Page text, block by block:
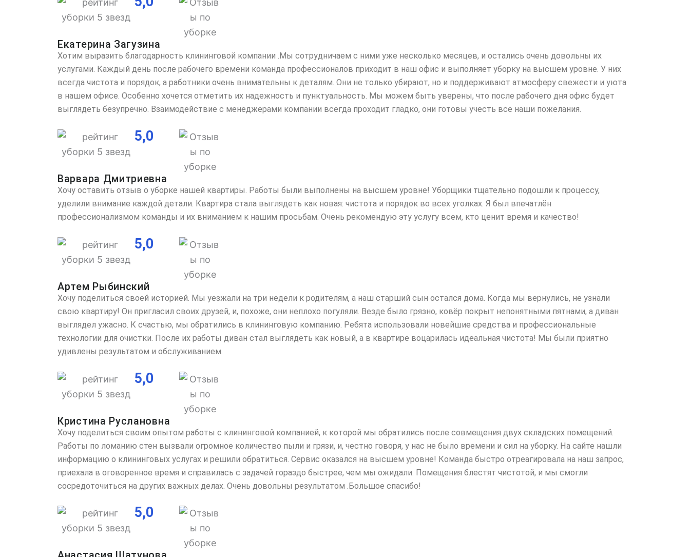
Екатерина Загузина
Хотим выразить благодарность клининговой компании .Мы сотрудничаем с ними уже несколько месяцев, и остались очень довольны их
услугами. Каждый день после рабочего времени команда профессионалов приходит в наш офис и выполняет уборку на высшем уровне. У них
всегда чистота и порядок, а работники очень внимательны к деталям. Они не только убирают, но и поддерживают атмосферу свежести и уюта
в нашем офисе. Особенно хочется отметить их надежность и пунктуальность. Мы можем быть уверены, что после рабочего дня офис будет
выглядеть безупречно. Взаимодействие с менеджерами компании всегда проходит гладко, они готовы учесть все наши пожелания.
5,0
Варвара Дмитриевна
Хочу оставить отзыв о уборке нашей квартиры. Работы были выполнены на высшем уровне! Уборщики тщательно подошли к процессу,
уделили внимание каждой детали. Квартира стала выглядеть как новая: чистота и порядок во всех уголках. Я был впечатлён
профессионализмом команды и их вниманием к нашим просьбам. Очень рекомендую эту услугу всем, кто ценит время и качество!
5,0
Артем Рыбинский
Хочу поделиться своей историей. Мы уезжали на три недели к родителям, а наш старший сын остался дома. Когда мы вернулись, не узнали
свою квартиру! Он пригласил своих друзей, и, похоже, они неплохо погуляли. Везде было грязно, ковёр покрыт непонятными пятнами, а диван
выглядел ужасно. К счастью, мы обратились в клининговую компанию. Ребята использовали новейшие средства и профессиональные
технологии для очистки. После их работы диван стал выглядеть как новый, а в квартире воцарилась идеальная чистота! Мы были приятно
удивлены результатом и обслуживанием.
5,0
Кристина Руслановна
Хочу поделиться своим опытом работы с клининговой компанией, к которой мы обратились после совмещения двух складских помещений.
Работы по ломанию стен вызвали огромное количество пыли и грязи, и, честно говоря, у нас не было времени и сил на уборку. На сайте нашли
информацию о клининговых услугах и решили обратиться. Сервис оказался на высшем уровне! Команда быстро отреагировала на наш запрос,
приехала в оговоренное время и справилась с задачей гораздо быстрее, чем мы ожидали. Помещения блестят чистотой, и мы смогли
сосредоточиться на других важных делах. Очень довольны результатом .Большое спасибо!
5,0